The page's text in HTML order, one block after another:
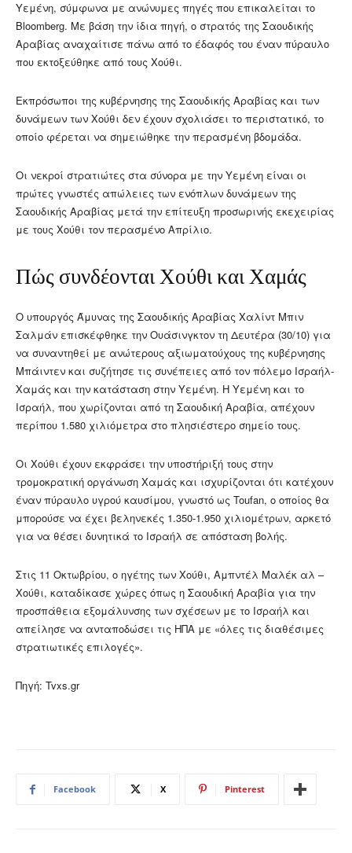
Υεμένη, σύμφωνα με ανώνυμες πηγές που επικαλείται το
Bloomberg. Με βάση την ίδια πηγή, ο στρατός της Σαουδικής
Αραβίας αναχαίτισε πάνω από το έδαφός του έναν πύραυλο
που εκτοξεύθηκε από τους Χούθι.
Εκπρόσωποι της κυβέρνησης της Σαουδικής Αραβίας και των
δυνάμεων των Χούθι δεν έχουν σχολιάσει το περιστατικό, το
οποίο φέρεται να σημειώθηκε την περασμένη βδομάδα.
Οι νεκροί στρατιώτες στα σύνορα με την Υεμένη είναι οι
πρώτες γνωστές απώλειες των ενόπλων δυνάμεων της
Σαουδικής Αραβίας μετά την επίτευξη προσωρινής εκεχειρίας
με τους Χούθι τον περασμένο Απρίλιο.
Πώς συνδέονται Χούθι και Χαμάς
Ο υπουργός Άμυνας της Σαουδικής Αραβίας Χαλίντ Μπιν
Σαλμάν επισκέφθηκε την Ουάσινγκτον τη Δευτέρα (30/10) για
να συναντηθεί με ανώτερους αξιωματούχους της κυβέρνησης
Μπάιντεν και συζήτησε τις συνέπειες από τον πόλεμο Ισραήλ-
Χαμάς και την κατάσταση στην Υεμένη. Η Υεμένη και το
Ισραήλ, που χωρίζονται από τη Σαουδική Αραβία, απέχουν
περίπου 1.580 χιλιόμετρα στο πλησιέστερο σημείο τους.
Οι Χούθι έχουν εκφράσει την υποστήριξή τους στην
τρομοκρατική οργάνωση Χαμάς και ισχυρίζονται ότι κατέχουν
έναν πύραυλο υγρού καυσίμου, γνωστό ως Toufan, ο οποίος θα
μπορούσε να έχει βεληνεκές 1.350-1.950 χιλιομέτρων, αρκετό
για να θέσει δυνητικά το Ισραήλ σε απόσταση βολής.
Στις 11 Οκτωβρίου, ο ηγέτης των Χούθι, Αμπντέλ Μαλέκ αλ –
Χούθι, καταδίκασε χώρες όπως η Σαουδική Αραβία για την
προσπάθεια εξομάλυνσης των σχέσεων με το Ισραήλ και
απείλησε να ανταποδώσει τις ΗΠΑ με «όλες τις διαθέσιμες
στρατιωτικές επιλογές».
Πηγή: Tvxs.gr
Facebook X Pinterest